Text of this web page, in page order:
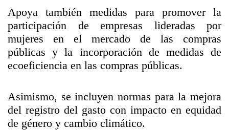
Apoya también medidas para promover la
participación de empresas lideradas por
mujeres en el mercado de las compras
públicas y la incorporación de medidas de
ecoeficiencia en las compras públicas.
Asimismo, se incluyen normas para la mejora
del registro del gasto con impacto en equidad
de género y cambio climático.